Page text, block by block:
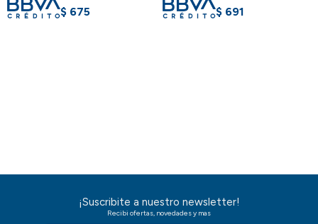
$ 675 $ 691
¡Suscribite a nuestro newsletter!
Recibi ofertas, novedades y mas